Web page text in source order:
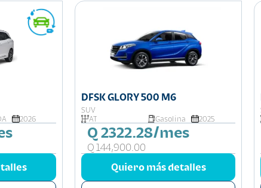
2026
DFSK GLORY 500 M6
SUV
AT
Gasolina 2025
Q 2322.28/mes
Q 144,900.00
Quiero más detalles